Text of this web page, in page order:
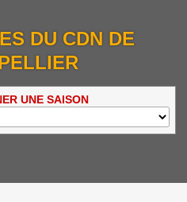
DU CDN DE
UNE SAISON